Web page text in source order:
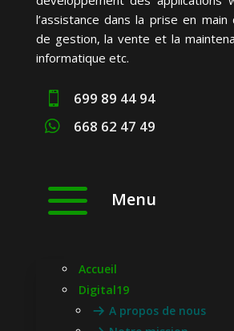
l’assistance dans la prise en main
de gestion, la vente et la
informatique etc.
 699 89 44 94
 668 62 47 49
a Menu
Accueil
Digital19
A propos de nous